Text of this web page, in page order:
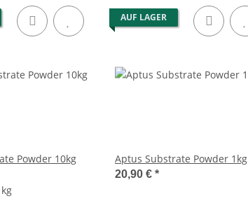
Powder 10kg
AUF LAGER
Aptus Substrate Powder 1kg
20,90 € *